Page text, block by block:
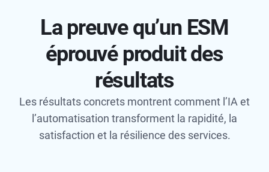
La preuve qu’un ESM
éprouvé produit des
résultats
Les résultats concrets montrent comment l’IA et
l’automatisation transforment la rapidité, la
satisfaction et la résilience des services.